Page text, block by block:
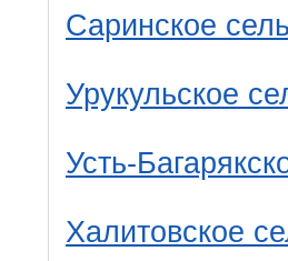
Саринское
Урукульское
Усть-
Халитовское